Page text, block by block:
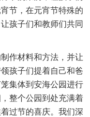
节，在元宵节特殊的
孩子们和教师们共同
作材料和方法，并让
孩子们提着自己和爸
集体到安海公园进行
整个公园到处充满着
过节的喜庆。我们深